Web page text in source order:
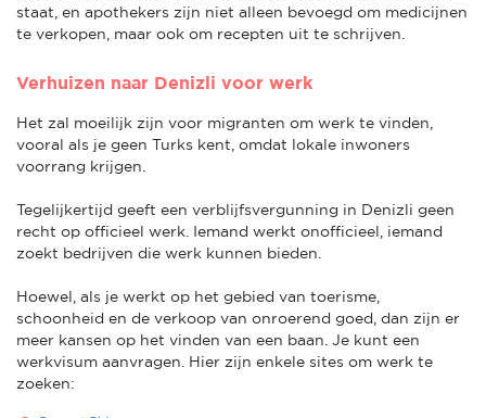
staat, en apothekers zijn niet alleen bevoegd om medicijnen
te verkopen, maar ook om recepten uit te schrijven.
Verhuizen naar Denizli voor werk
Het zal moeilijk zijn voor migranten om werk te vinden,
vooral als je geen Turks kent, omdat lokale inwoners
voorrang krijgen.
Tegelijkertijd geeft een verblijfsvergunning in Denizli geen
recht op officieel werk. Iemand werkt onofficieel, iemand
zoekt bedrijven die werk kunnen bieden.
Hoewel, als je werkt op het gebied van toerisme,
schoonheid en de verkoop van onroerend goed, dan zijn er
meer kansen op het vinden van een baan. Je kunt een
werkvisum aanvragen. Hier zijn enkele sites om werk te
zoeken: